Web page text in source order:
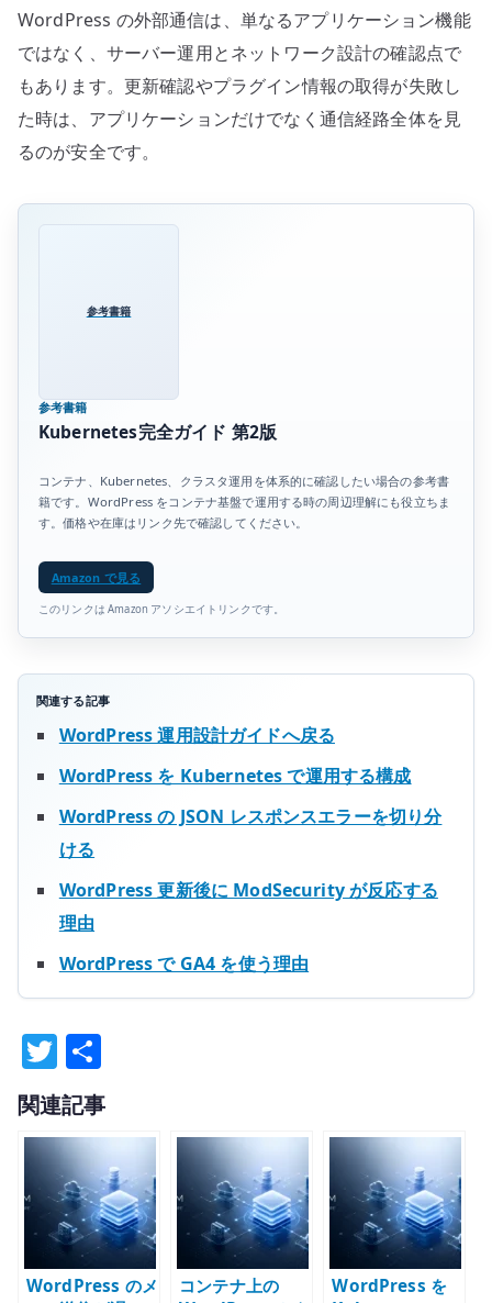
WordPress の外部通信は、単なるアプリケーション機能
ではなく、サーバー運用とネットワーク設計の確認点で
もあります。更新確認やプラグイン情報の取得が失敗し
た時は、アプリケーションだけでなく通信経路全体を見
るのが安全です。
参考書籍
参考書籍
Kubernetes完全ガイド 第2版
コンテナ、Kubernetes、クラスタ運用を体系的に確認したい場合の参考書
籍です。WordPress をコンテナ基盤で運用する時の周辺理解にも役立ちま
す。価格や在庫はリンク先で確認してください。
Amazon で見る
このリンクは Amazon アソシエイトリンクです。
関連する記事
WordPress 運用設計ガイドへ戻る
WordPress を Kubernetes で運用する構成
WordPress の JSON レスポンスエラーを切り分
ける
WordPress 更新後に ModSecurity が反応する
理由
WordPress で GA4 を使う理由
T
w
it
te
r
有
関連記事
WordPress のメ
コンテナ上の
WordPress を